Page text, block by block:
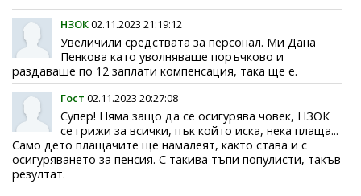
НЗОК02.11.2023 21:19:12
Увеличили средствата за персонал. Ми Дана
Пенкова като уволняваше поръчково и
раздаваше по 12 заплати компенсация, така ще е.
Гост 02.11.2023 20:27:08
Супер! Няма защо да се осигурява човек, НЗОК
се грижи за всички, пък който иска, нека плаща...
Само дето плащачите ще намалеят, както става и с
осигуряването за пенсия. С такива тъпи популисти, такъв
резултат.